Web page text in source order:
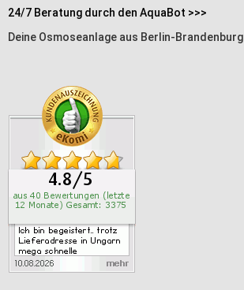
24/7 Beratung durch den AquaBot >>>
Deine Osmoseanlage aus Berlin-Brandenburg